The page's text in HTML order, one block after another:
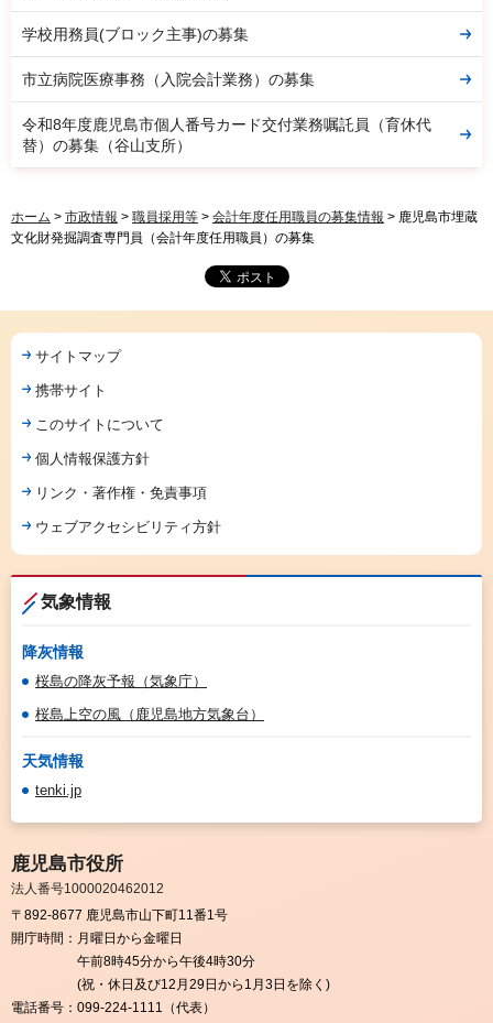
学校用務員(ブロック主事)の募集
市立病院医療事務（入院会計業務）の募集
令和8年度鹿児島市個人番号カード交付業務嘱託員（育休代
替）の募集（谷山支所）
ホーム > 市政情報 > 職員採用等 > 会計年度任用職員の募集情報 > 鹿児島市埋蔵
文化財発掘調査専門員（会計年度任用職員）の募集
サイトマップ
携帯サイト
このサイトについて
個人情報保護方針
リンク・著作権・免責事項
ウェブアクセシビリティ方針
気象情報
降灰情報
桜島の降灰予報（気象庁）
桜島上空の風（鹿児島地方気象台）
天気情報
tenki.jp
鹿児島市役所
法人番号1000020462012
〒892-8677 鹿児島市山下町11番1号
開庁時間： 月曜日から金曜日
午前8時45分から午後4時30分
(祝・休日及び12月29日から1月3日を除く)
電話番号： 099-224-1111（代表）